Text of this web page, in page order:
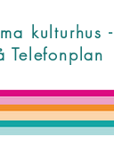
kulturhus -
Telefonplan